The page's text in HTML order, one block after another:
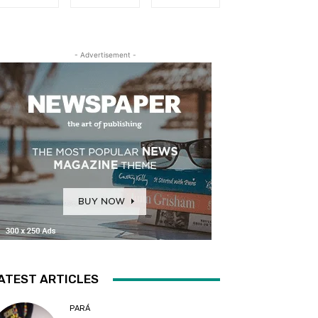
- Advertisement -
ARTICLES
PARÁ